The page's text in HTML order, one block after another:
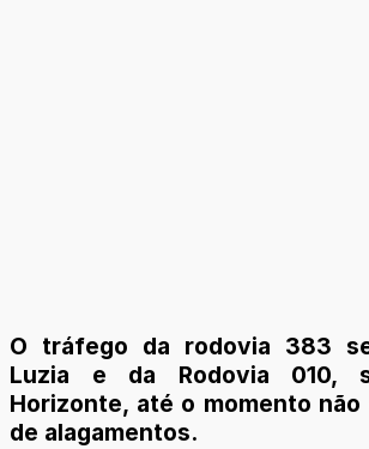
O tráfego da rodovia 383
Luzia e da Rodovia 010,
Horizonte, até o momento
de alagamentos.